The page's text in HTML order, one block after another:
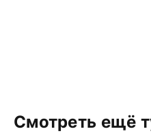
Смотреть ещё